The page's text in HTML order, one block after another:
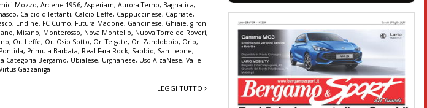
Mozzo,Arcene 1956,Asperiam,Aurora Terno, Bagnatica,
, Calcio dilettanti, Calcio Leffe, Cappuccinese, Capriate,
, Endine, FC Curno, Futura Madone, Gandinese, Ghiaie,gironi
, Misano, Monterosso, Nova Montello, Nuova Torre de Roveri,
, Or. Leffe, Or. Osio Sotto, Or. Telgate, Or. Zandobbio, Orio,
Pontida, Primula Barbata, Real Fara Rock, Sabbio, San Leone,
Categoria Bergamo, Ubialese, Urgnanese, Uso AlzaNese,Valle
Gazzaniga
LEGGI TUTTO